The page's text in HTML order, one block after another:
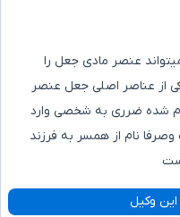
عنصر مادی جعل را
از عناصر اصلی جعل عنصر
شده ضرری به شخصی وارد
نام از همسر به فرزند
این وکیل